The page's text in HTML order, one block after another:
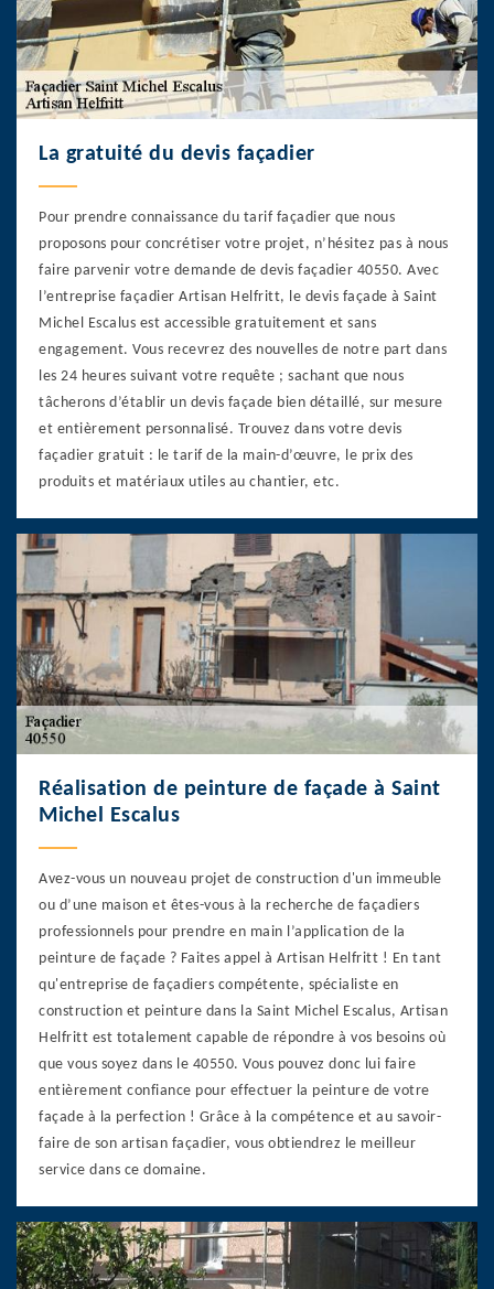
La gratuité du devis façadier
Pour prendre connaissance du tarif façadier que nous
proposons pour concrétiser votre projet, n’hésitez pas à nous
faire parvenir votre demande de devis façadier 40550. Avec
l’entreprise façadier Artisan Helfritt, le devis façade à Saint
Michel Escalus est accessible gratuitement et sans
engagement. Vous recevrez des nouvelles de notre part dans
les 24 heures suivant votre requête ; sachant que nous
tâcherons d’établir un devis façade bien détaillé, sur mesure
et entièrement personnalisé. Trouvez dans votre devis
façadier gratuit : le tarif de la main-d’œuvre, le prix des
produits et matériaux utiles au chantier, etc.
Réalisation de peinture de façade à Saint
Michel Escalus
Avez-vous un nouveau projet de construction d'un immeuble
ou d’une maison et êtes-vous à la recherche de façadiers
professionnels pour prendre en main l’application de la
peinture de façade ? Faites appel à Artisan Helfritt ! En tant
qu'entreprise de façadiers compétente, spécialiste en
construction et peinture dans la Saint Michel Escalus, Artisan
Helfritt est totalement capable de répondre à vos besoins où
que vous soyez dans le 40550. Vous pouvez donc lui faire
entièrement confiance pour effectuer la peinture de votre
façade à la perfection ! Grâce à la compétence et au savoir-
faire de son artisan façadier, vous obtiendrez le meilleur
service dans ce domaine.